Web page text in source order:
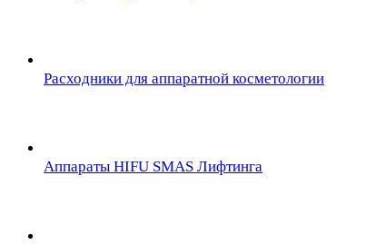
Расходники для аппаратной косметологии
Аппараты HIFU SMAS Лифтинга